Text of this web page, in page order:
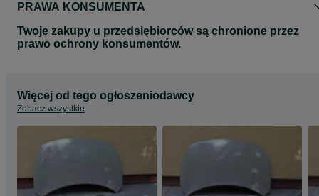
PRAWA KONSUMENTA
Twoje zakupy u przedsiębiorców są chronione przez
prawo ochrony konsumentów.
Więcej od tego ogłoszeniodawcy
Zobacz wszystkie